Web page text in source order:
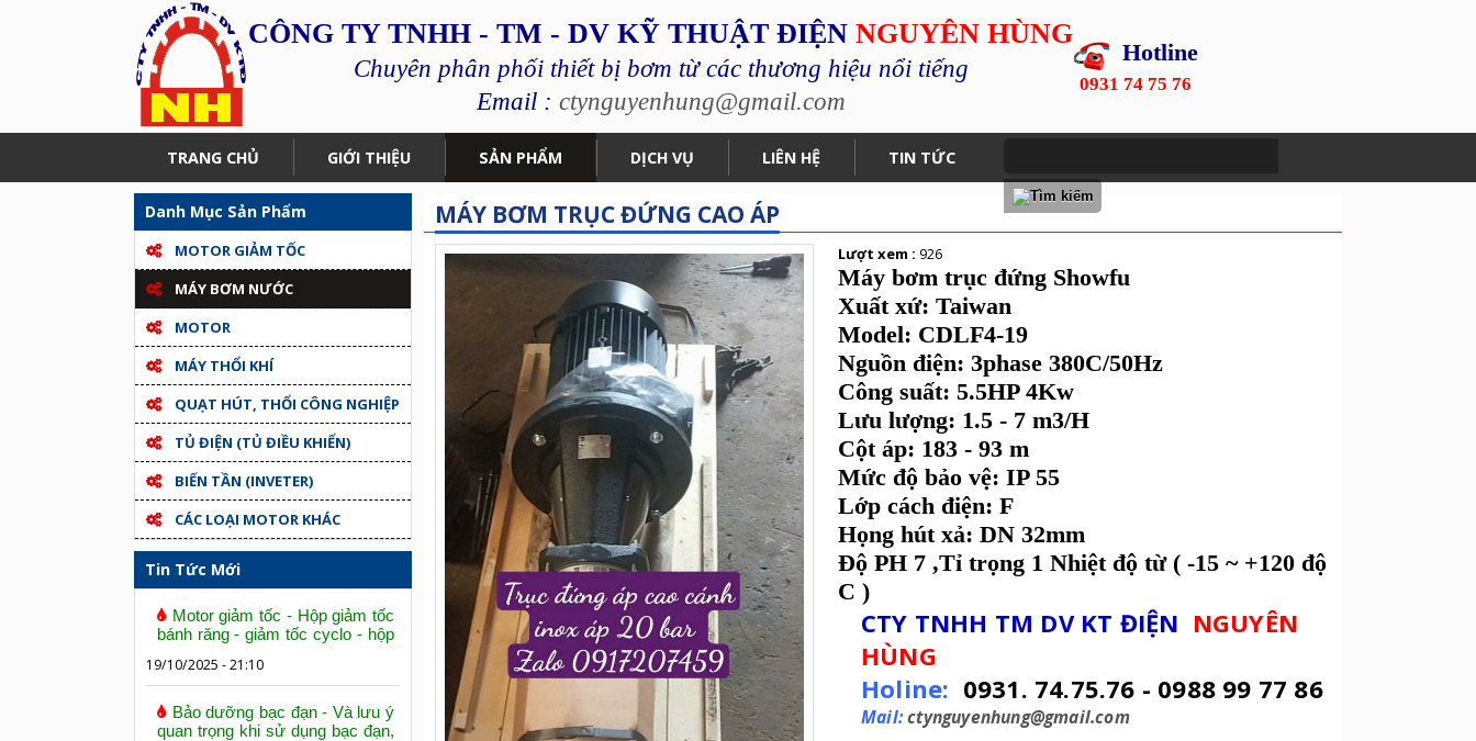
CÔNG TY TNHH - TM - DV KỸ THUẬT ĐIỆN NGUYÊN HÙNG
Chuyên phân phối thiết bị bơm từ các thương hiệu nổi tiếng
Email : ctynguyenhung@gmail.com
Hotline
0931 74 75 76
TRANG CHỦ GIỚI THIỆU SẢN PHẨM DỊCH VỤ LIÊN HỆ TIN TỨC
Danh Mục Sản Phẩm
MOTOR GIẢM TỐC
MÁY BƠM NƯỚC
MOTOR
MÁY THỔI KHÍ
QUẠT HÚT, THỔI CÔNG NGHIỆP
TỦ ĐIỆN (TỦ ĐIỀU KHIỂN)
BIẾN TẦN (INVETER)
CÁC LOẠI MOTOR KHÁC
Tin Tức Mới
Motor giảm tốc - Hộp giảm tốc
bánh răng - giảm tốc cyclo - hộp
19/10/2025 - 21:10
Bảo dưỡng bạc đạn - Và lưu ý
quan trọng khi sử dụng bạc đạn,
MÁY BƠM TRỤC ĐỨNG CAO ÁP
Lượt xem :926
Máy bơm trục đứng Showfu
Xuất xứ: Taiwan
Model: CDLF4-19
Nguồn điện: 3phase 380C/50Hz
Công suất: 5.5HP 4Kw
Lưu lượng: 1.5 - 7 m3/H
Cột áp: 183 - 93 m
Mức độ bảo vệ: IP 55
Lớp cách điện: F
Họng hút xả: DN 32mm
Độ PH 7 ,Tỉ trọng 1 Nhiệt độ từ ( -15 ~ +120 độ
C )
CTY TNHH TM DV KT ĐIỆN NGUYÊN
HÙNG
Holine: 0931. 74.75.76 - 0988 99 77 86
Mail:ctynguyenhung@gmail.com